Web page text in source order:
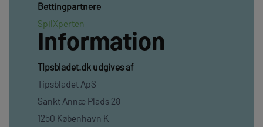
Bettingpartnere
SpilXperten
Information
TIpsbladet.dk udgives af
Tipsbladet ApS
Sankt Annæ Plads 28
1250 København K